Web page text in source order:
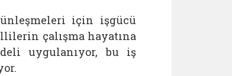
için işgücü
çalışma hayatına
uygulanıyor, bu iş